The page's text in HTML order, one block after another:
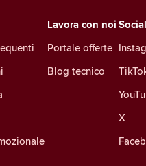
Social
X
Lavora con noi
Portale offerte
Blog tecnico